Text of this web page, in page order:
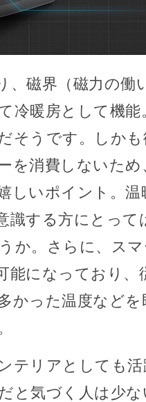
、磁界（磁力の働
冷暖房として機
そうです。しか
を消費しないた
しいポイント。
識する方にとって
か。さらに、ス
能になっており、
かった温度など
テリアとしても
と気づく人は少